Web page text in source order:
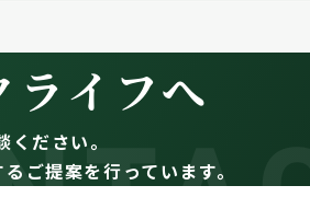
ライフへ
ださい。
ご提案を行っています。